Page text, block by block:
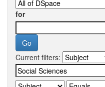
for
Current filters: